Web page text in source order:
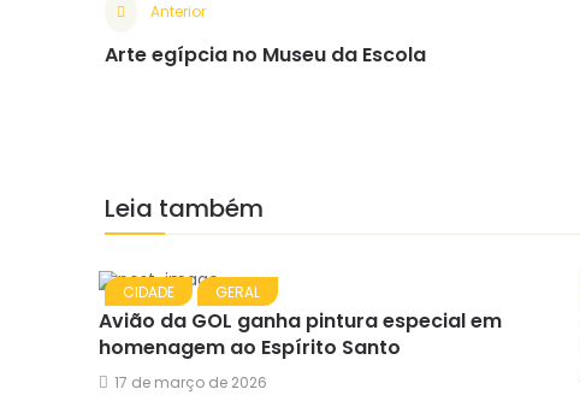
Anterior
Arte egípcia no Museu da Escola
Leia também
CIDADE GERAL
Avião da GOL ganha pintura especial em
homenagem ao Espírito Santo
17 de março de 2026